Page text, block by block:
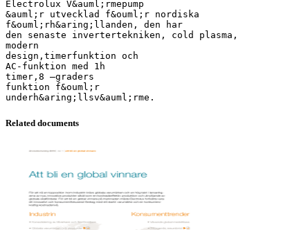
Electrolux V&auml;rmepump
&auml;r utvecklad f&ouml;r nordiska
f&ouml;rh&aring;llanden, den har
den senaste invertertekniken, cold plasma,
modern
design,timerfunktion och
AC-funktion med 1h
timer,8 –graders
funktion f&ouml;r
Related documents